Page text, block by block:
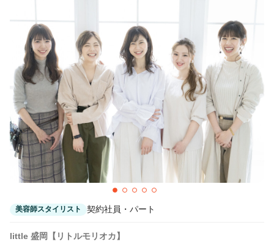
美容師スタイリスト 契約社員・パート
little 盛岡【リトルモリオカ】